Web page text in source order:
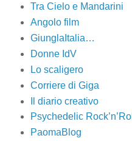
Tra Cielo e Mandarini
Angolo film
GiunglaItalia…
Donne IdV
Lo scaligero
Corriere di Giga
Il diario creativo
Psychedelic Rock’n’Roll
PaomaBlog